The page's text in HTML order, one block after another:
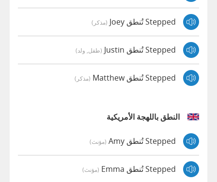
Stepped تُنطق Joey (مذكر)
Stepped تُنطق Justin (طفل, ولد)
Stepped تُنطق Matthew (مذكر)
النطق باللهجة الأمريكية
Stepped تُنطق Amy (مؤنث)
Stepped تُنطق Emma (مؤنث)